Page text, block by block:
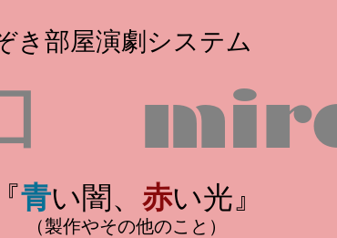
き部屋演劇システム
『青い闇、 赤い光』
（製作やその他のこと）